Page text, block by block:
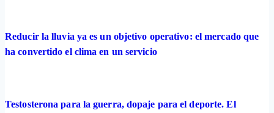
Reducir la lluvia ya es un objetivo operativo: el mercado que
ha convertido el clima en un servicio
Testosterona para la guerra, dopaje para el deporte. El